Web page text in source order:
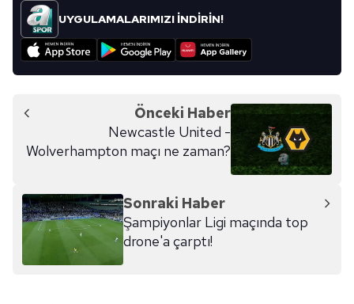
kullanılmaktadır. Bu çerezler vasıtasıyla çeşitli kişisel
verileriniz işlenmekte olup gerekli olan çerezler bilgi
toplumu hizmetlerinin sunulması amacıyla
kullanılmaktadır. Diğer çerezler, sitemizin daha işlevsel
reklam/pazarlama faaliyetlerinin yapılması, amaçlarıyla
sınırlı olarak açık rızanız dahilinde kullanılacaktır.
Çerezlere ilişkin tercihlerinizi aşağıda yer alan panel
vasıtasıyla belirleyebilirsiniz. Çerezlere ilişkin detaylı bilgi
için Ayarlar butonuna tıklayabilir,Çerez Bilgilendirme
Metnimiziziyaret edebilirsiniz.
6698 sayılı Kişisel Verilerin Korunması Kanunu uyarınca
UYGULAMALARIMIZI İNDİRİN!
Önceki Haber
Newcastle United -
Wolverhampton maçı ne zaman?
Sonraki Haber
Şampiyonlar Ligi maçında top
drone'a çarptı!